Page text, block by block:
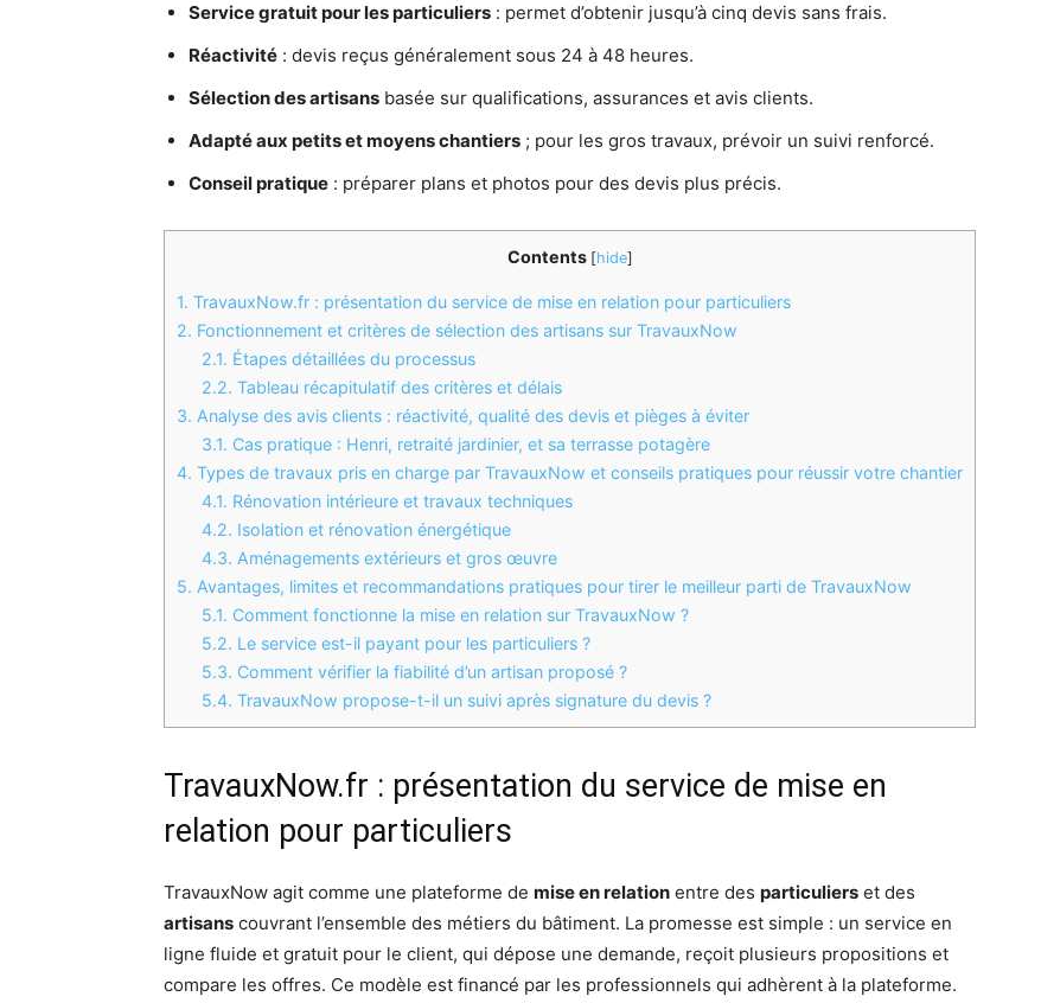
Service gratuit pour les particuliers : permet d’obtenir jusqu’à cinq devis sans frais.
Réactivité : devis reçus généralement sous 24 à 48 heures.
Sélection des artisans basée sur qualifications, assurances et avis clients.
Adapté aux petits et moyens chantiers ; pour les gros travaux, prévoir un suivi renforcé.
Conseil pratique : préparer plans et photos pour des devis plus précis.
Contents [hide]
1. TravauxNow.fr : présentation du service de mise en relation pour particuliers
2. Fonctionnement et critères de sélection des artisans sur TravauxNow
2.1. Étapes détaillées du processus
2.2. Tableau récapitulatif des critères et délais
3. Analyse des avis clients : réactivité, qualité des devis et pièges à éviter
3.1. Cas pratique : Henri, retraité jardinier, et sa terrasse potagère
4. Types de travaux pris en charge par TravauxNow et conseils pratiques pour réussir votre chantier
4.1. Rénovation intérieure et travaux techniques
4.2. Isolation et rénovation énergétique
4.3. Aménagements extérieurs et gros œuvre
5. Avantages, limites et recommandations pratiques pour tirer le meilleur parti de TravauxNow
5.1. Comment fonctionne la mise en relation sur TravauxNow ?
5.2. Le service est-il payant pour les particuliers ?
5.3. Comment vérifier la fiabilité d’un artisan proposé ?
5.4. TravauxNow propose-t-il un suivi après signature du devis ?
TravauxNow.fr : présentation du service de mise en
relation pour particuliers
TravauxNow agit comme une plateforme de mise en relation entre des particuliers et des
artisans couvrant l’ensemble des métiers du bâtiment. La promesse est simple : un service en
ligne fluide et gratuit pour le client, qui dépose une demande, reçoit plusieurs propositions et
compare les offres. Ce modèle est financé par les professionnels qui adhèrent à la plateforme.